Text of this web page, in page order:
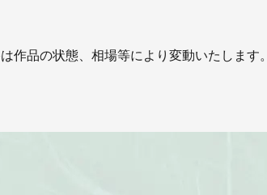
品の状態、相場等により変動いたします。